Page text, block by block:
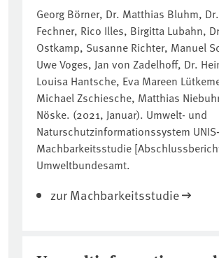
Georg Börner, Dr. Matthias Bluhm,
Fechner, Rico Illes, Birgitta Lubahn,
Ostkamp, Susanne Richter, Manuel
Uwe Voges, Jan von Zadelhoff, Dr.
Louisa Hantsche, Eva Mareen
Michael Zschiesche, Matthias
Nöske. (2021, Januar). Umwelt- und
Naturschutzinformationssystem
Machbarkeitsstudie
Umweltbundesamt.
zur Machbarkeitsstudie